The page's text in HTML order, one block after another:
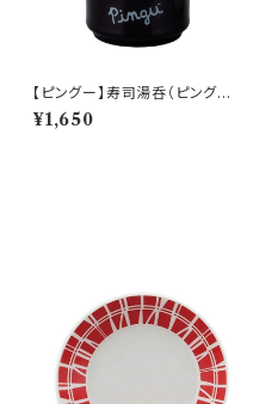
【ピングー】寿司湯呑（ピングー）
【PG20】PG21-327
¥1,650